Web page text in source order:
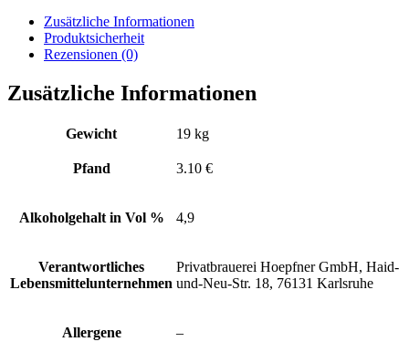
Zusätzliche Informationen
Produktsicherheit
Rezensionen (0)
Zusätzliche Informationen
Gewicht 19 kg
Pfand 3.10 €
Alkoholgehalt in Vol % 4,9
Verantwortliches
Lebensmittelunternehmen
Privatbrauerei Hoepfner GmbH, Haid-
und-Neu-Str. 18, 76131 Karlsruhe
Allergene –